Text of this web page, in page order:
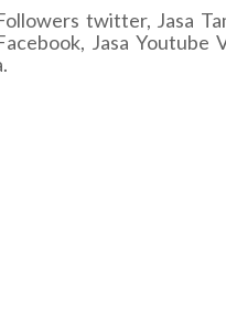
twitter, Jasa
Jasa Youtube